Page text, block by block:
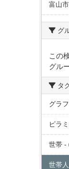
富山市
グ
この
グル
タ
グラフ
ピラ
世帯 -
世帯